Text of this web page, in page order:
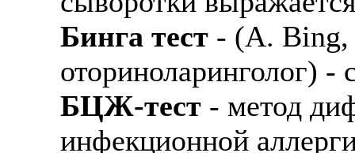
Бинга тест - (А. Bing,
оториноларинголог) -
БЦЖ-тест - метод
инфекционной